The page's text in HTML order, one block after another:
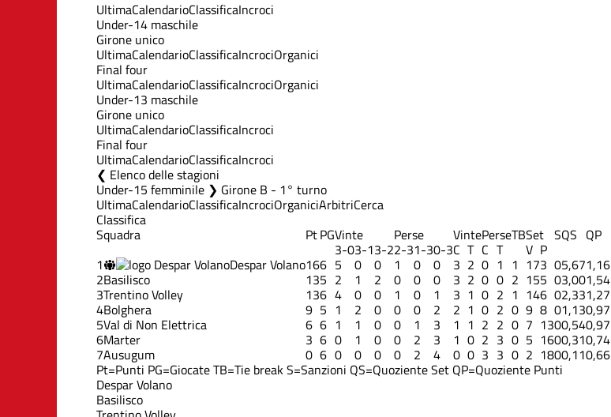
UltimaCalendarioClassificaIncroci
Under-14 maschile
Girone unico
UltimaCalendarioClassificaIncrociOrganici
Final four
UltimaCalendarioClassificaIncrociOrganici
Under-13 maschile
Girone unico
UltimaCalendarioClassificaIncroci
Final four
UltimaCalendarioClassificaIncroci
Elenco delle stagioni
Under-15 femminile ❯ Girone B - 1° turno
UltimaCalendarioClassificaIncrociOrganiciArbitriCerca
Classifica
Squadra PtPGVinte Perse VintePerseTBSet SQS QP
3-03-13-22-31-30-3C T C T V P
1 Despar Volano166 5 0 0 1 0 0 3 2 0 1 1 173 05,671,16
2Basilisco 135 2 1 2 0 0 0 3 2 0 0 2 155 03,001,54
3Trentino Volley 136 4 0 0 1 0 1 3 1 0 2 1 146 02,331,27
4Bolghera 9 5 1 2 0 0 0 2 2 1 0 2 0 9 8 01,130,97
5Val di Non Elettrica 6 6 1 1 0 0 1 3 1 1 2 2 0 7 1300,540,97
6Marter 3 6 0 1 0 0 2 3 1 0 2 3 0 5 1600,310,74
7Ausugum 0 6 0 0 0 0 2 4 0 0 3 3 0 2 1800,110,66
Pt=Punti PG=GiocateTB=Tie breakS=Sanzioni QS=Quoziente Set QP=Quoziente Punti
Despar Volano
Basilisco